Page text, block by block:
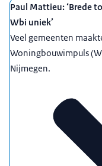
Paul Mattieu: ‘Brede
Wbi uniek’
Veel gemeenten
Woningbouwimpuls
Nijmegen.